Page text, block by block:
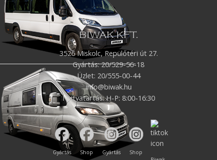
BIWAK KFT.
3526 Miskolc, Repülőtéri út 27.
Gyártás:20/529-56-18
Üzlet: 20/555-00-44
info@biwak.hu
Nyitvatartás: H-P: 8:00-16:30
Gyártás Shop Gyártás
Shop